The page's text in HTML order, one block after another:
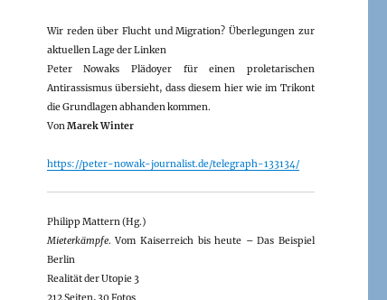
Wir reden über Flucht und Migration? Überlegungen zur
aktuellen Lage der Linken
Peter Nowaks Plädoyer für einen proletarischen
Antirassismus übersieht, dass diesem hier wie im Trikont
die Grundlagen abhanden kommen.
VonMarek Winter
https://peter-nowak-journalist.de/telegraph-133134/
Philipp Mattern (Hg.)
Mieterkämpfe. Vom Kaiserreich bis heute – Das Beispiel
Berlin
Realität der Utopie 3
212 Seiten, 30 Fotos